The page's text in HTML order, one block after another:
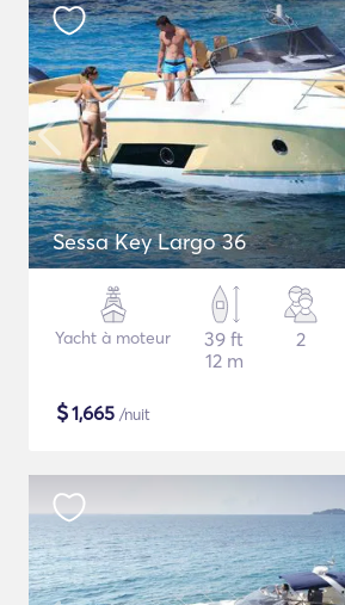
Sessa Key Largo 36
Yacht à moteur
39 ft
12 m
2
$1,665 /nuit